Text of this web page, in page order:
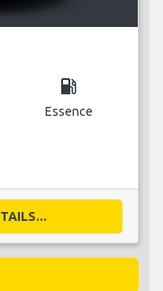
local_gas_station
Essence